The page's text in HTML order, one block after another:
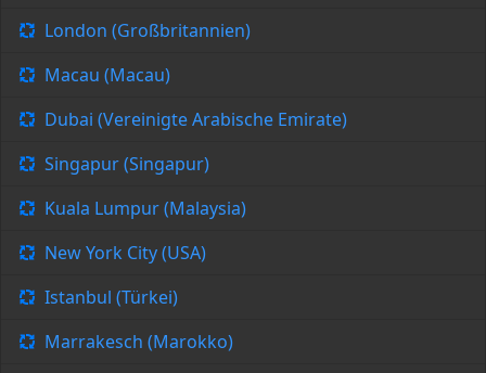
London (Großbritannien)
Macau (Macau)
Dubai (Vereinigte Arabische Emirate)
Singapur (Singapur)
Kuala Lumpur (Malaysia)
New York City (USA)
Istanbul (Türkei)
Marrakesch (Marokko)